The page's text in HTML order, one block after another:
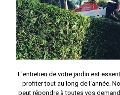
L'entretien de votre jardin est
profiter tout au long de l'année.
peut répondre à toutes vos